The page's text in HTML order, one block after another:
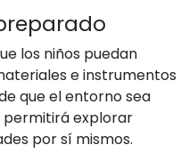
los niños puedan
e instrumentos
que el entorno sea
permitirá explorar
por sí mismos.